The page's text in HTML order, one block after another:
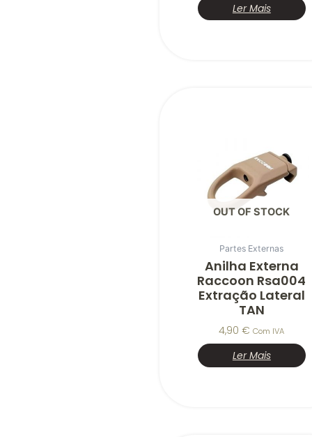
Ler Mais
OUT OF STOCK
Partes Externas
Anilha Externa
Raccoon Rsa004
Extração Lateral
TAN
4,90€ Com IVA
Ler Mais